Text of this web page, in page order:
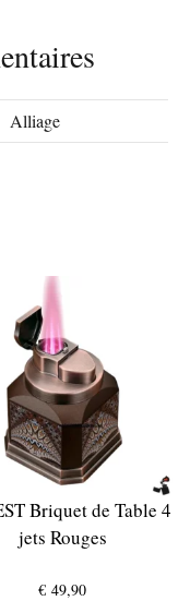
Alliage
Briquet de Table 4
jets Rouges
€ 49,90